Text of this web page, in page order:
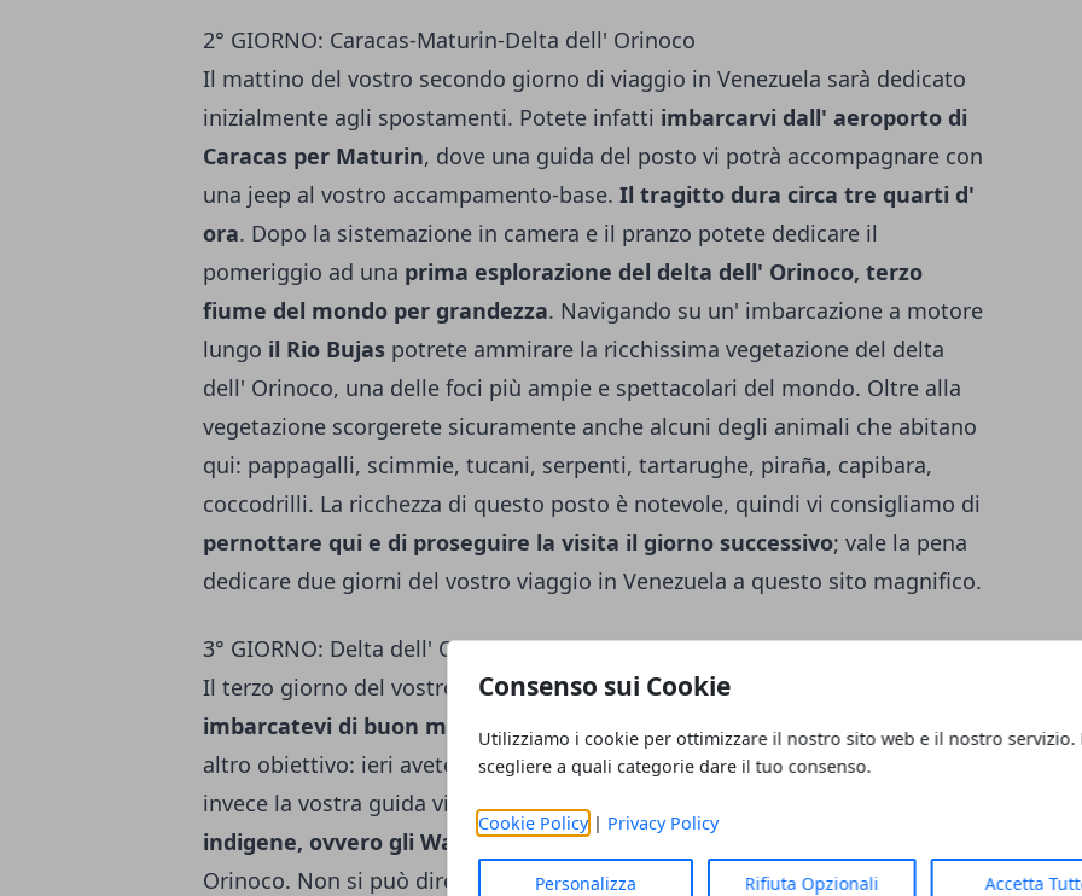
Consenso sui Cookie
Utilizziamo i cookie per ottimizzare il nostro sito web e il nostro servizio.
scegliere a quali categorie dare il tuo consenso.
Cookie Policy| Privacy Policy
Personalizza Rifiuta Opzionali Accetta
2° GIORNO: Caracas-Maturin-Delta dell' Orinoco
Il mattino del vostro secondo giorno di viaggio in Venezuela sarà dedicato
inizialmente agli spostamenti. Potete infatti imbarcarvi dall' aeroporto di
Caracas per Maturin, dove una guida del posto vi potrà accompagnare con
una jeep al vostro accampamento-base. Il tragitto dura circa tre quarti d'
ora. Dopo la sistemazione in camera e il pranzo potete dedicare il
pomeriggio ad una prima esplorazione del delta dell' Orinoco, terzo
fiume del mondo per grandezza. Navigando su un' imbarcazione a motore
lungo il Rio Bujas potrete ammirare la ricchissima vegetazione del delta
dell' Orinoco, una delle foci più ampie e spettacolari del mondo. Oltre alla
vegetazione scorgerete sicuramente anche alcuni degli animali che abitano
qui: pappagalli, scimmie, tucani, serpenti, tartarughe, piraña, capibara,
coccodrilli. La ricchezza di questo posto è notevole, quindi vi consigliamo di
pernottare qui e di proseguire la visita il giorno successivo; vale la pena
dedicare due giorni del vostro viaggio in Venezuela a questo sito magnifico.
3° GIORNO: Delta dell' Orinoco
Il terzo giorno del vostro viaggio in Venezuela, dopo una bella colazione,
imbarcatevi di buon mattino ancora sul fiume Bujas
, ma stavolta con un
altro obiettivo: ieri avete ammirato la vegetazione e la fauna locali, oggi
invece la vostra guida vi potrà portare alla
indigene, ovvero gli Waraos, popolo che vive su palafitte costruite lungo l'
Orinoco. Non si può dire che questo popolo sia integrato nella società